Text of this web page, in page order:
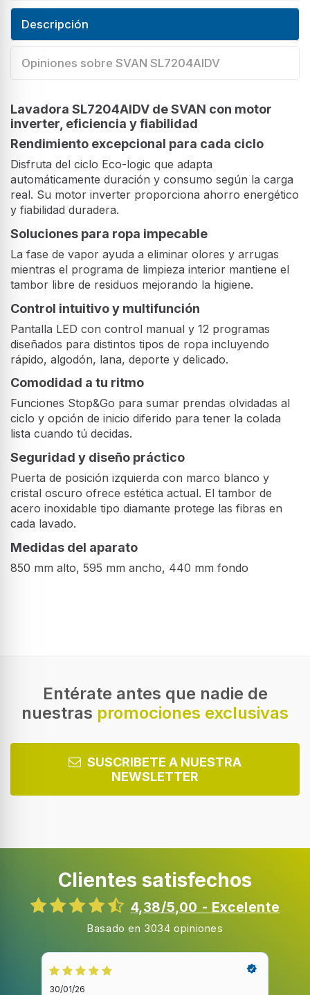
Descripción
Opiniones sobre SVAN SL7204AIDV
Lavadora SL7204AIDV de SVAN con motor
inverter, eficiencia y fiabilidad
Rendimiento excepcional para cada ciclo
Disfruta del ciclo Eco-logic que adapta
automáticamente duración y consumo según la carga
real. Su motor inverter proporciona ahorro energético
y fiabilidad duradera.
Soluciones para ropa impecable
La fase de vapor ayuda a eliminar olores y arrugas
mientras el programa de limpieza interior mantiene el
tambor libre de residuos mejorando la higiene.
Control intuitivo y multifunción
Pantalla LED con control manual y 12 programas
diseñados para distintos tipos de ropa incluyendo
rápido, algodón, lana, deporte y delicado.
Comodidad a tu ritmo
Funciones Stop&Go para sumar prendas olvidadas al
ciclo y opción de inicio diferido para tener la colada
lista cuando tú decidas.
Seguridad y diseño práctico
Puerta de posición izquierda con marco blanco y
cristal oscuro ofrece estética actual. El tambor de
acero inoxidable tipo diamante protege las fibras en
cada lavado.
Medidas del aparato
850 mm alto, 595 mm ancho, 440 mm fondo
Entérate antes que nadie de
nuestras promociones exclusivas
SUSCRIBETE A NUESTRA
NEWSLETTER
Clientes satisfechos
4,38/5,00 - Excelente
Basado en 3034 opiniones
30/01/26